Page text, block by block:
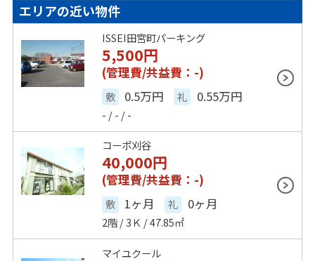
エリアの近い物件
ISSEI田宮町パーキング
5,500円
(管理費/共益費：-)
敷 0.5万円 礼 0.55万円
- / - / -
コーポ刈谷
40,000円
(管理費/共益費：-)
敷 1ヶ月 礼 0ヶ月
2階 / 3Ｋ / 47.85㎡
マイユクール